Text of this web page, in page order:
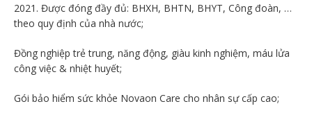
2021. Được đóng đầy đủ: BHXH, BHTN, BHYT, Công đoàn, …
theo quy định của nhà nước;
Đồng nghiệp trẻ trung, năng động, giàu kinh nghiệm, máu lửa
công việc & nhiệt huyết;
Gói bảo hiểm sức khỏe Novaon Care cho nhân sự cấp cao;